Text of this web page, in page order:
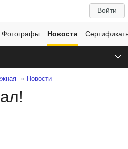
Войти
Фотографы Новости
Новости